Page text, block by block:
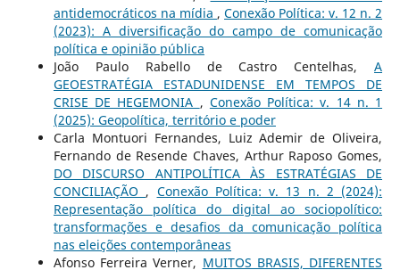
antidemocráticos na mídia ,Conexão Política: v. 12 n. 2
(2023): A diversificação do campo de comunicação
política e opinião pública
João Paulo Rabello de Castro Centelhas,A
GEOESTRATÉGIA ESTADUNIDENSE EM TEMPOS DE
CRISE DE HEGEMONIA , Conexão Política: v. 14 n. 1
(2025): Geopolítica, território e poder
Carla Montuori Fernandes, Luiz Ademir de Oliveira,
Fernando de Resende Chaves, Arthur Raposo Gomes,
DO DISCURSO ANTIPOLÍTICA ÀS ESTRATÉGIAS DE
CONCILIAÇÃO , Conexão Política: v. 13 n. 2 (2024):
Representação política do digital ao sociopolítico:
transformações e desafios da comunicação política
nas eleições contemporâneas
Afonso Ferreira Verner, MUITOS BRASIS, DIFERENTES